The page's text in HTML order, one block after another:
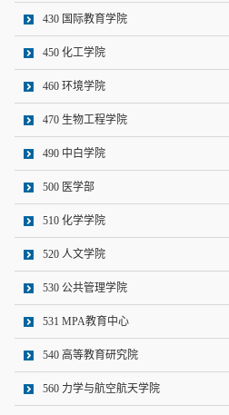
430 国际教育学院
450 化工学院
460 环境学院
470 生物工程学院
490 中白学院
500 医学部
510 化学学院
520 人文学院
530 公共管理学院
531 MPA教育中心
540 高等教育研究院
560 力学与航空航天学院